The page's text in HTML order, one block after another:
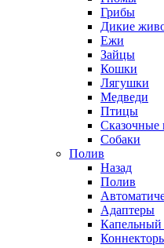
Грибы
Дикие
Ежи
Зайцы
Кошки
Лягушки
Медведи
Птицы
Сказочные
Собаки
Полив
Назад
Полив
Адаптеры
Капельный